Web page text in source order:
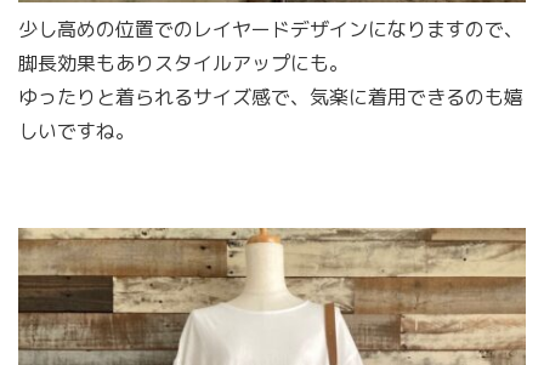
少し高めの位置でのレイヤードデザインになりますので、
脚長効果もありスタイルアップにも。
ゆったりと着られるサイズ感で、気楽に着用できるのも嬉
しいですね。